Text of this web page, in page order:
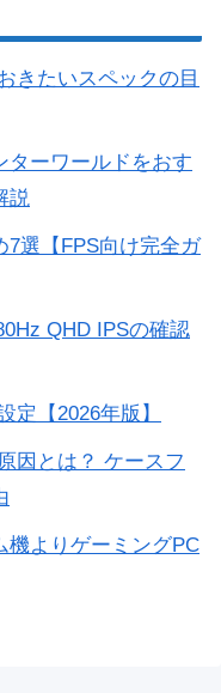
きたいスペックの目
ターワールドをおす
説
7選【FPS向け完全ガ
QHD IPSの確認
定【2026年版】
因とは？ ケースフ
機よりゲーミングPC